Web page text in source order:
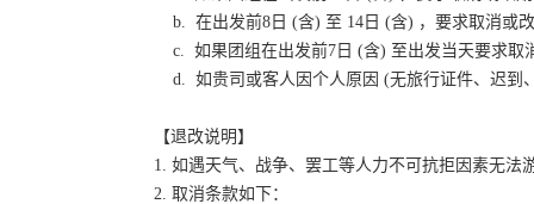
b. 在出发前8日 (含) 至 14日 (含) ，要求取消或
c. 如果团组在出发前7日 (含) 至出发当天要求取
d. 如贵司或客人因个人原因 (无旅行证件、迟到
【退改说明】
1. 如遇天气、战争、罢工等人力不可抗拒因素无
2. 取消条款如下：